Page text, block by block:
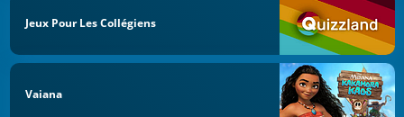
Jeux Pour Les Collégiens
Vaiana